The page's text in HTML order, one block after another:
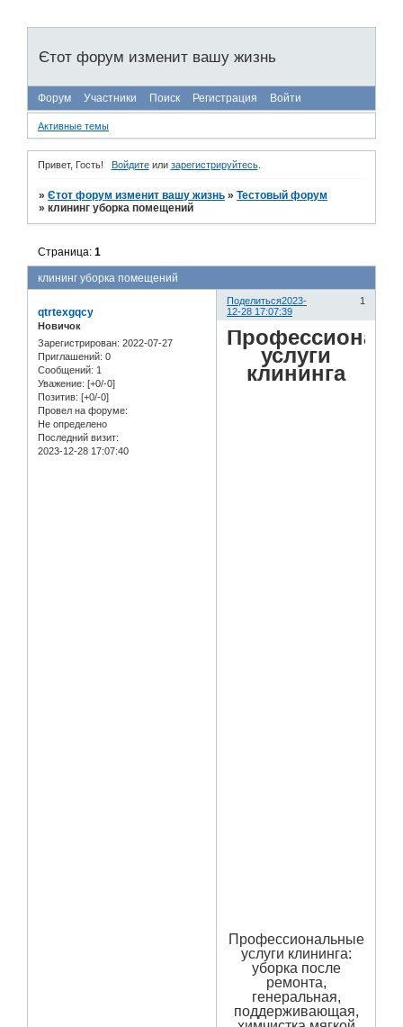
Єтот форум изменит вашу жизнь
Форум Участники Поиск Регистрация Войти
Активные темы
Привет, Гость! Войдитеили зарегистрируйтесь.
»Єтот форум изменит вашу жизнь »Тестовый форум
»клининг уборка помещений
клининг уборка помещений
Страница:1
Поделиться 1
2023-
12-28 17:07:39
qtrtexgqcy
Новичок
Зарегистрирован: 2022-07-27
Приглашений: 0
Сообщений: 1
Уважение: [+0/-0]
Позитив: [+0/-0]
Провел на форуме:
Не определено
Последний визит:
2023-12-28 17:07:40
услуги
клининга
Профессиональные
услуги клининга:
уборка после
ремонта,
генеральная,
поддерживающая,